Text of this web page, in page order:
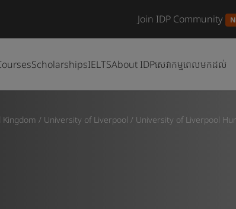
Join IDP Community
ScholarshipsIELTSAbout IDPសេវាកម្មពេលមកដល់
Kingdom / University of Liverpool / University of Liverpool